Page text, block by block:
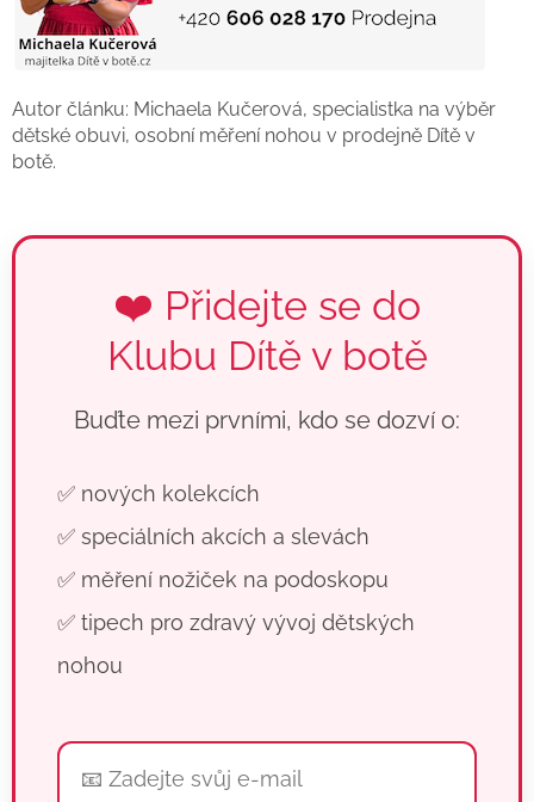
Autor článku: Michaela Kučerová, specialistka na výběr
dětské obuvi, osobní měření nohou v prodejně Dítě v
botě.
❤️ Přidejte se do
Klubu Dítě v botě
Buďte mezi prvními, kdo se dozví o:
✅ nových kolekcích
✅ speciálních akcích a slevách
✅ měření nožiček na podoskopu
✅ tipech pro zdravý vývoj dětských
nohou